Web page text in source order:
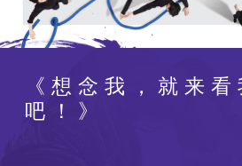
《想念我，就来
吧！》